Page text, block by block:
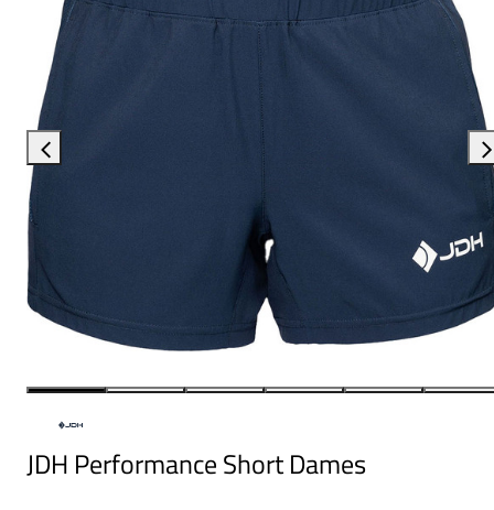
JDH Performance Short Dames